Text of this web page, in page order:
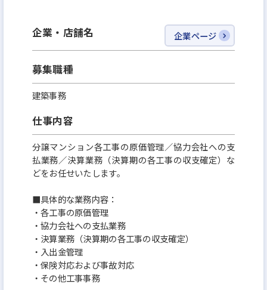
「建設ディレクターグループ」を新設し、DX推進に
よる業務効率化を加速。施工管理に伴う事務作業を
本社へ集約することで、現場の残業時間を30％以上
削減しています。
【主な施工実績】
・ブリリアタワー千葉（23階建・全491戸／2026年完
成予定）
・プレミスト大倉山（全241戸／2024年完成）
【再開発実績】
・JR前橋駅北口地区第一種市街地再開発事業
・大村市バスターミナル地区市街地再開発事業
安定基盤・高い技術力・働きやすさを兼ね備えた環
企業・店舗名 企業ページ
募集職種
建築事務
仕事内容
分譲マンション各工事の原価管理／協力会社への支
払業務／決算業務（決算期の各工事の収支確定）な
どをお任せいたします。
■具体的な業務内容：
・各工事の原価管理
・協力会社への支払業務
・決算業務（決算期の各工事の収支確定）
・入出金管理
・保険対応および事故対応
・その他工事事務